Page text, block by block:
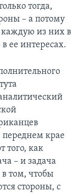
тогда,
– а потому
из них в
ее интересах.
переднем крае
того, как
– и задача
том, чтобы
стороны, с